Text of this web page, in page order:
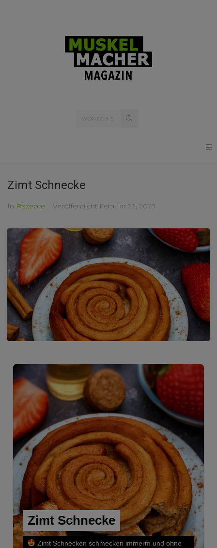
Zimt Schnecke
In Rezepte Veröffentlicht Februar 22, 2023
Zimt Schnecke
Zimt Schnecken schmecken immerm und ohne